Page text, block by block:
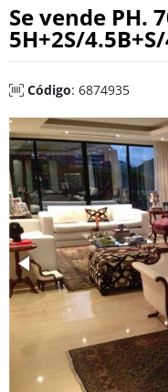
Se vende PH.
5H+2S/
Código: 6874935